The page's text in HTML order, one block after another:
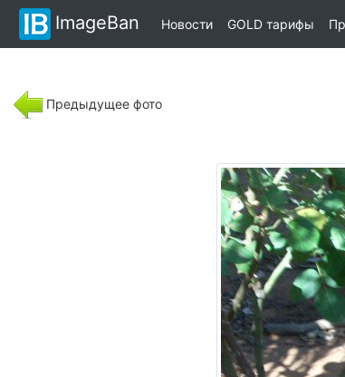
ImageBan Новости GOLD тарифы
Предыдущее фото